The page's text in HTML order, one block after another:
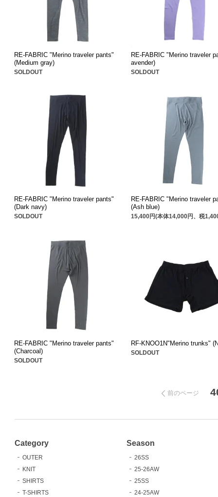
RE-FABRIC "Merino traveler pants"
(Medium gray)
SOLDOUT
RE-FABRIC "Merino traveler
avender)
SOLDOUT
RE-FABRIC "Merino traveler pants"
(Dark navy)
SOLDOUT
RE-FABRIC "Merino traveler
(Ash blue)
15,400円(本体14,000円、税
RE-FABRIC "Merino traveler pants"
(Charcoal)
SOLDOUT
RF-KNOO1N"Merino trunks"
SOLDOUT
前のページ
Category
OUTER
KNIT
SHIRTS
T-SHIRTS
Season
26SS
25-26AW
25SS
24-25AW